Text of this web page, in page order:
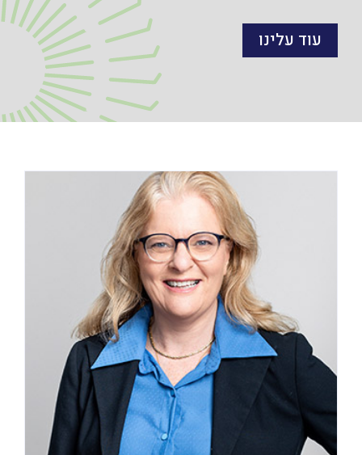
עוד עלינו